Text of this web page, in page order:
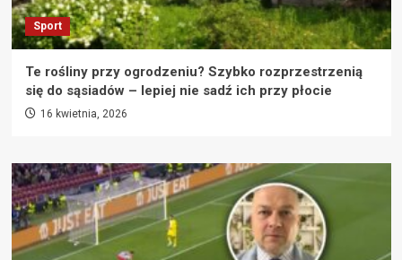
Sport
Te rośliny przy ogrodzeniu? Szybko rozprzestrzenią
się do sąsiadów – lepiej nie sadź ich przy płocie
16 kwietnia, 2026